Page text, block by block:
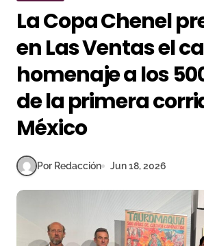
La Copa Chenel
en Las Ventas el
homenaje a los
de la primera
México
Por Redacción Jun 18, 2026